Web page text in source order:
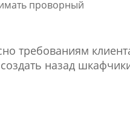
проворный
требованиям
назад